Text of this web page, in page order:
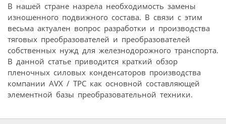
В нашей стране назрела необходимость замены
изношенного подвижного состава. В связи с этим
весьма актуален вопрос разработки и производства
тяговых преобразователей и преобразователей
собственных нужд для железнодорожного транспорта.
В данной статье приводится краткий обзор
плeночных силовых конденсаторов производства
компании AVX / TPC как основной составляющей
элементной базы преобразовательной техники.